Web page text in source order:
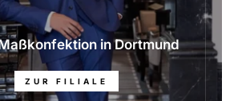
in Dortmund
ZUR FILIALE